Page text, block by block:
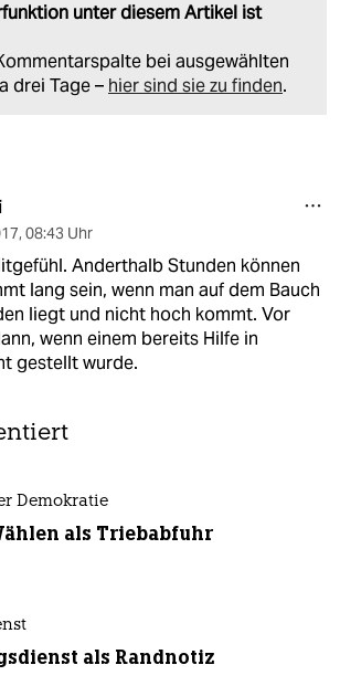
unter diesem Artikel ist
bei ausgewählten
drei Tage – hier sind sie zu finden.
, 08:43 Uhr
Anderthalb Stunden können
lang sein, wenn man auf dem Bauch
liegt und nicht hoch kommt. Vor
wenn einem bereits Hilfe in
gestellt wurde.
Demokratie
als Triebabfuhr
als Randnotiz